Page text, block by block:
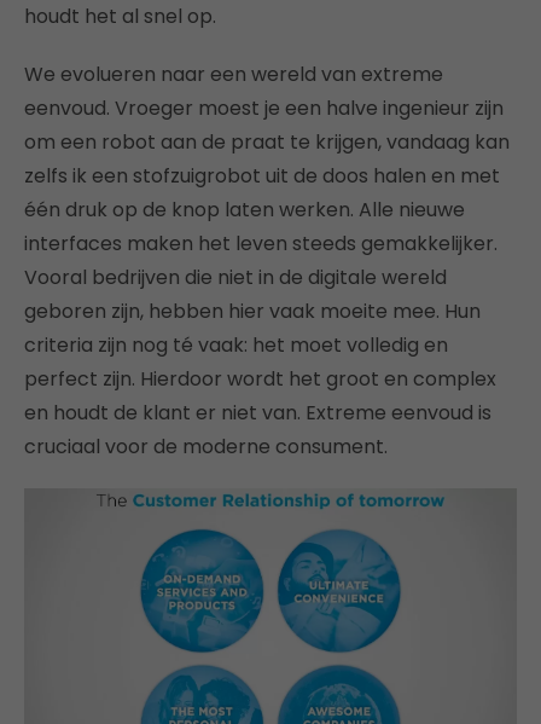
houdt het al snel op.
We evolueren naar een wereld van extreme
eenvoud. Vroeger moest je een halve ingenieur zijn
om een robot aan de praat te krijgen, vandaag kan
zelfs ik een stofzuigrobot uit de doos halen en met
één druk op de knop laten werken. Alle nieuwe
interfaces maken het leven steeds gemakkelijker.
Vooral bedrijven die niet in de digitale wereld
geboren zijn, hebben hier vaak moeite mee. Hun
criteria zijn nog té vaak: het moet volledig en
perfect zijn. Hierdoor wordt het groot en complex
en houdt de klant er niet van. Extreme eenvoud is
cruciaal voor de moderne consument.